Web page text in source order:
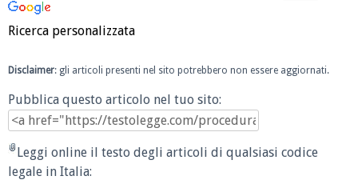
Ricerca personalizzata
Disclaimer: gli articoli presenti nel sito potrebbero non essere aggiornati.
Pubblica questo articolo nel tuo sito:
Leggi online il testo degli articoli di qualsiasi codice
legale in Italia: